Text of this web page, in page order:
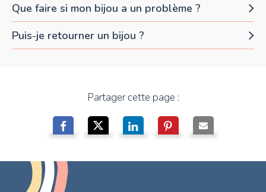
Que faire si mon bijou a un problème ?
Puis-je retourner un bijou ?
Partager cette page :